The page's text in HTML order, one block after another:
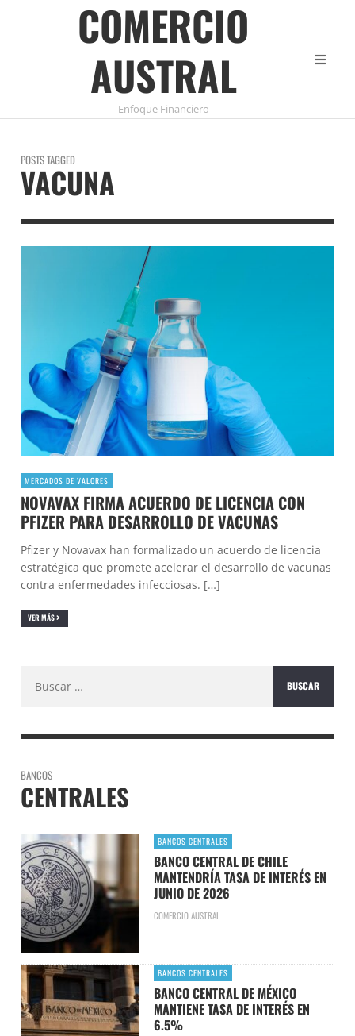
COMERCIO
AUSTRAL
Enfoque Financiero
POSTS TAGGED
VACUNA
MERCADOS DE VALORES
NOVAVAX FIRMA ACUERDO DE LICENCIA CON
PFIZER PARA DESARROLLO DE VACUNAS
Pfizer y Novavax han formalizado un acuerdo de licencia
estratégica que promete acelerar el desarrollo de vacunas
contra enfermedades infecciosas. […]
VER MÁS
BANCOS
CENTRALES
BANCOS CENTRALES
BANCO CENTRAL DE CHILE
MANTENDRÍA TASA DE INTERÉS EN
JUNIO DE 2026
COMERCIO AUSTRAL
BANCOS CENTRALES
BANCO CENTRAL DE MÉXICO
MANTIENE TASA DE INTERÉS EN
6.5%